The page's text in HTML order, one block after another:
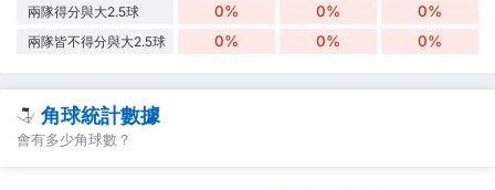
兩隊得分與大2.5球 0% 0% 0%
兩隊皆不得分與大2.5球 0% 0% 0%
角球統計數據
會有多少角球數？